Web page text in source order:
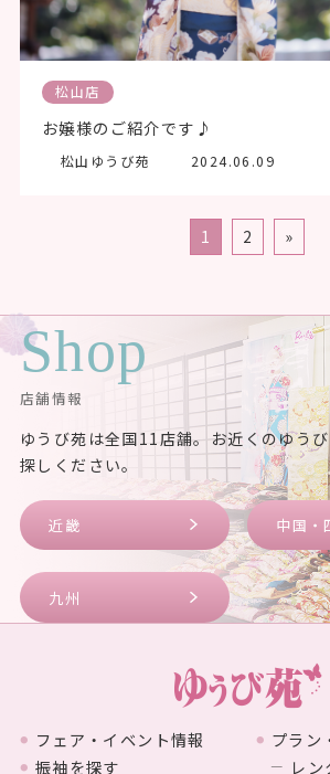
松山店
お嬢様のご紹介です♪
松山ゆうび苑 2024.06.09
1 2 »
Shop
店舗情報
ゆうび苑は全国11店舗。お近くのゆう
探しください。
近畿 中国・
九州
フェア・イベント情報
振袖を探す
プラン
レ